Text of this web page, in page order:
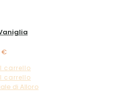
€
carrello
carrello